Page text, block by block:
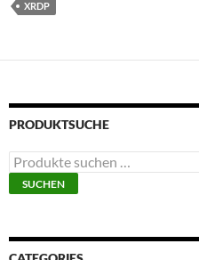
XRDP
PRODUKTSUCHE
Suchen
nach:
SUCHEN